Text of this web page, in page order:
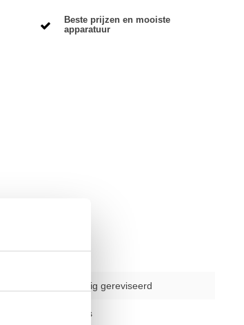
Beste prijzen en mooiste
apparatuur
gebruikt - volledig gereviseerd
23 programma's